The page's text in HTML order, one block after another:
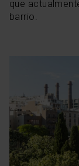
que
barrio.